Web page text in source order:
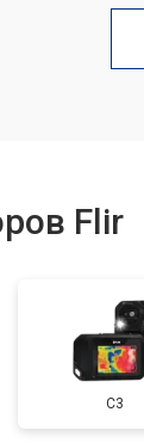
Flir
С3